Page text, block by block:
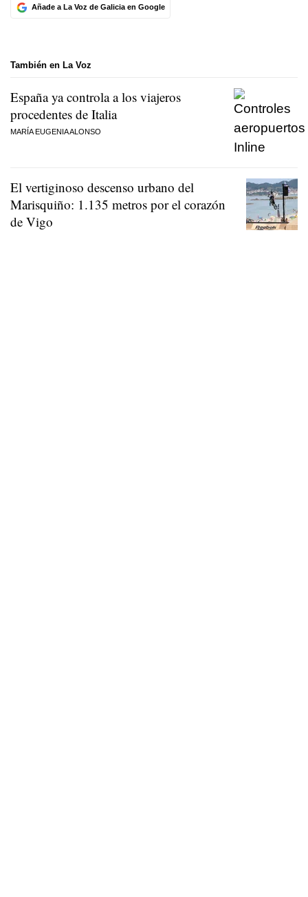
Añade a La Voz de Galicia en Google
También en La Voz
España ya controla a los viajeros
procedentes de Italia
MARÍA EUGENIA ALONSO
El vertiginoso descenso urbano del
Marisquiño: 1.135 metros por el corazón
de Vigo